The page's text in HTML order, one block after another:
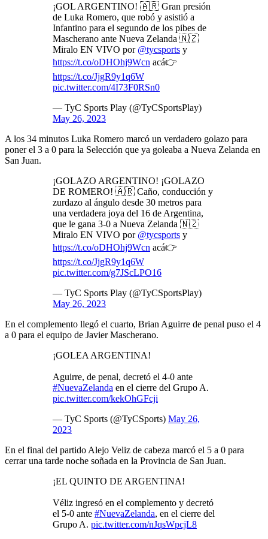
¡GOL ARGENTINO! 🇦🇷 Gran presión
de Luka Romero, que robó y asistió a
Infantino para el segundo de los pibes de
Mascherano ante Nueva Zelanda 🇳🇿
Miralo EN VIVO por @tycsports y
https://t.co/oDHOhj9Wcn acá👉
https://t.co/JjgR9y1q6W
pic.twitter.com/4I73F0RSn0
— TyC Sports Play (@TyCSportsPlay)
May 26, 2023
A los 34 minutos Luka Romero marcó un verdadero golazo para
poner el 3 a 0 para la Selección que ya goleaba a Nueva Zelanda en
San Juan.
¡GOLAZO ARGENTINO! ¡GOLAZO
DE ROMERO! 🇦🇷 Caño, conducción y
zurdazo al ángulo desde 30 metros para
una verdadera joya del 16 de Argentina,
que le gana 3-0 a Nueva Zelanda 🇳🇿
Miralo EN VIVO por @tycsports y
https://t.co/oDHOhj9Wcn acá👉
https://t.co/JjgR9y1q6W
pic.twitter.com/g7JScLPO16
— TyC Sports Play (@TyCSportsPlay)
May 26, 2023
En el complemento llegó el cuarto, Brian Aguirre de penal puso el 4
a 0 para el equipo de Javier Mascherano.
¡GOLEA ARGENTINA!
Aguirre, de penal, decretó el 4-0 ante
#NuevaZelanda en el cierre del Grupo A.
pic.twitter.com/kekOhGFcji
— TyC Sports (@TyCSports) May 26,
2023
En el final del partido Alejo Veliz de cabeza marcó el 5 a 0 para
cerrar una tarde noche soñada en la Provincia de San Juan.
¡EL QUINTO DE ARGENTINA!
Véliz ingresó en el complemento y decretó
el 5-0 ante #NuevaZelanda, en el cierre del
Grupo A. pic.twitter.com/nJqsWpcjL8